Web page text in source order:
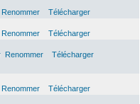
Renommer
Télécharger
Renommer
Télécharger
Renommer
Télécharger
Renommer
Télécharger